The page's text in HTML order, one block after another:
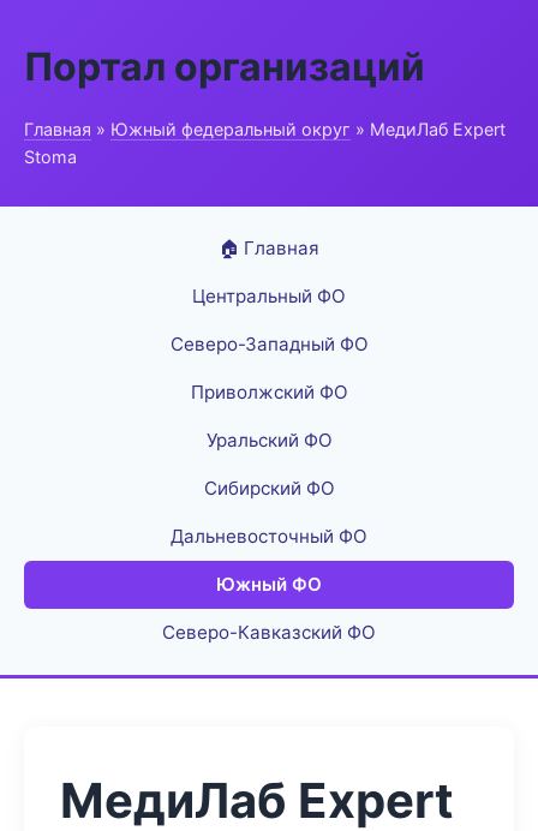
Портал организаций
Главная » Южный федеральный округ » МедиЛаб Expert
Stoma
🏠 Главная
Центральный ФО
Северо-Западный ФО
Приволжский ФО
Уральский ФО
Сибирский ФО
Дальневосточный ФО
Южный ФО
Северо-Кавказский ФО
МедиЛаб Expert